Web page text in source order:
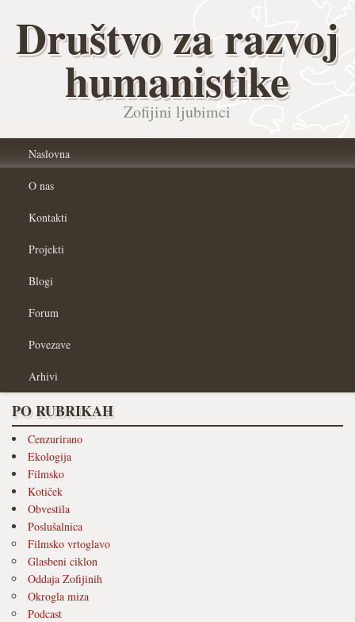
Društvo za razvoj
humanistike
Zofijini ljubimci
Naslovna
O nas
Kontakti
Projekti
Blogi
Forum
Povezave
Arhivi
PO RUBRIKAH
Cenzurirano
Ekologija
Filmsko
Kotiček
Obvestila
Poslušalnica
Filmsko vrtoglavo
Glasbeni ciklon
Oddaja Zofijinih
Okrogla miza
Podcast